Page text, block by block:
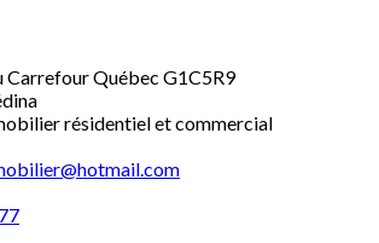
Carrefour Québec G1C5R9
résidentiel et commercial